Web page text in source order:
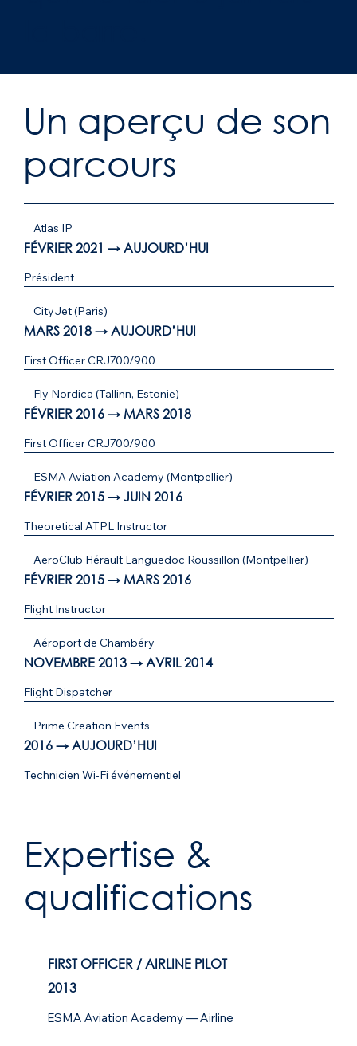
Un aperçu de son
parcours
FÉVRIER 2021 → AUJOURD’HUI
Président
Atlas IP
MARS 2018 → AUJOURD’HUI
First Officer CRJ700/900
CityJet (Paris)
FÉVRIER 2016 → MARS 2018
First Officer CRJ700/900
Fly Nordica (Tallinn, Estonie)
FÉVRIER 2015 → JUIN 2016
Theoretical ATPL Instructor
ESMA Aviation Academy (Montpellier)
FÉVRIER 2015 → MARS 2016
Flight Instructor
AeroClub Hérault Languedoc Roussillon (Montpellier)
NOVEMBRE 2013 → AVRIL 2014
Flight Dispatcher
Aéroport de Chambéry
2016 → AUJOURD’HUI
Technicien Wi-Fi événementiel
Prime Creation Events
Expertise &
qualifications
FIRST OFFICER / AIRLINE PILOT
ESMA Aviation Academy — Airline
2013